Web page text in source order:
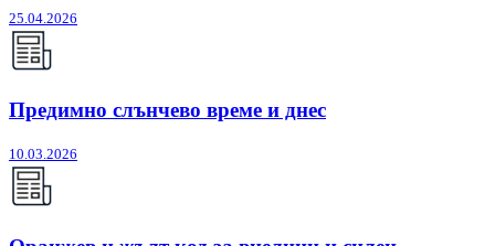
25.04.2026
Предимно слънчево време и днес
10.03.2026